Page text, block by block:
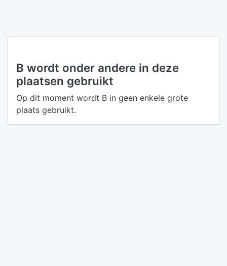
B wordt onder andere in deze
plaatsen gebruikt
Op dit moment wordt B in geen enkele grote
plaats gebruikt.